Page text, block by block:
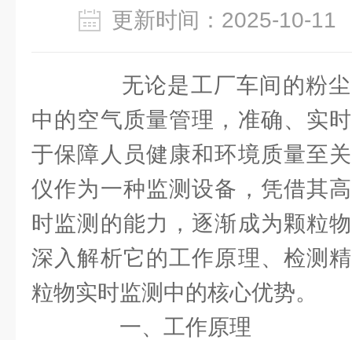
更新时间：2025-10-
无论是工厂车间的粉尘
中的空气质量管理，准确、实
于保障人员健康和环境质量至
仪作为一种监测设备，凭借其
时监测的能力，逐渐成为颗粒
深入解析它的工作原理、检测
粒物实时监测中的核心优势。
一、工作原理